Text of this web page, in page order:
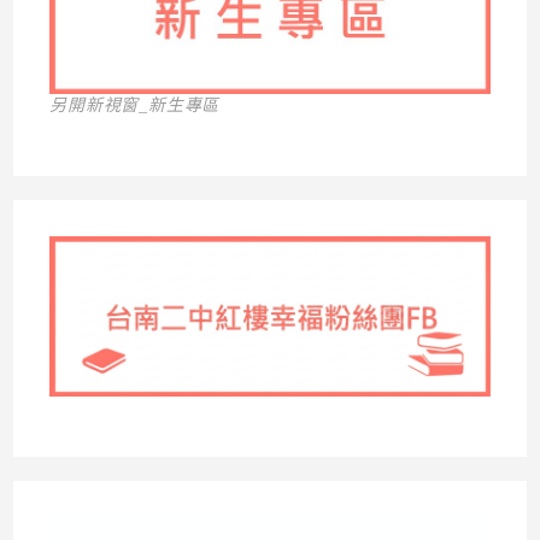
另開新視窗_新生專區